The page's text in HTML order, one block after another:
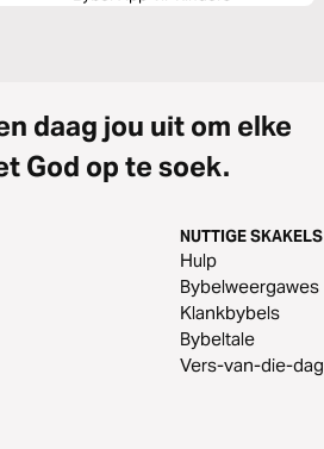
daag jou uit om elke
God op te soek.
NUTTIGE SKAKELS
Hulp
Bybelweergawes
Klankbybels
Bybeltale
Vers-van-die-dag